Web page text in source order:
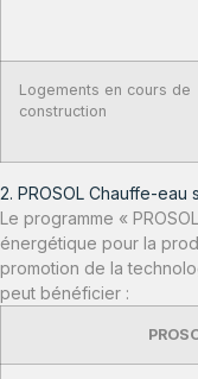
Logements en cours de
construction
2. PROSOL Chauffe-eau
Le programme «
énergétique pour la
promotion de la
peut bénéficier :